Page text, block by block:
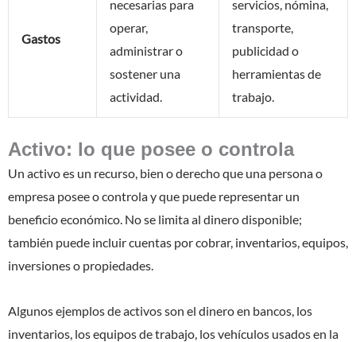
Gastos
necesarias para
operar,
administrar o
sostener una
actividad.
servicios, nómina,
transporte,
publicidad o
herramientas de
trabajo.
Activo: lo que posee o controla
Un activo es un recurso, bien o derecho que una persona o
empresa posee o controla y que puede representar un
beneficio económico. No se limita al dinero disponible;
también puede incluir cuentas por cobrar, inventarios, equipos,
inversiones o propiedades.
Algunos ejemplos de activos son el dinero en bancos, los
inventarios, los equipos de trabajo, los vehículos usados en la